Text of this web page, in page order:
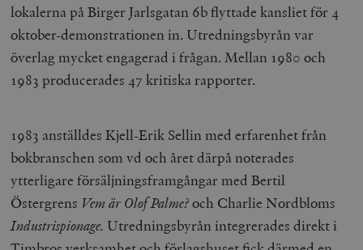
lokalerna på Birger Jarlsgatan 6b flyttade kansliet för 4
oktober-demonstrationen in. Utredningsbyrån var
överlag mycket engagerad i frågan. Mellan 1980 och
1983 producerades 47 kritiska rapporter.
1983 anställdes Kjell-Erik Sellin med erfarenhet från
bokbranschen som vd och året därpå noterades
ytterligare försäljningsframgångar med Bertil
Östergrens Vem är Olof Palme?och Charlie Nordbloms
Industrispionage.Utredningsbyrån integrerades direkt i